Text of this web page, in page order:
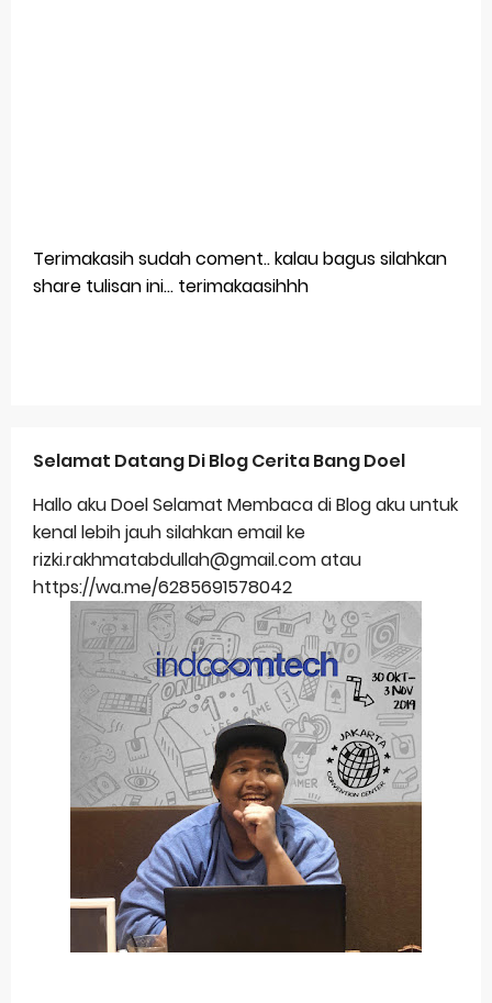
Terimakasih sudah coment.. kalau bagus silahkan
share tulisan ini... terimakaasihhh
Selamat Datang Di Blog Cerita Bang Doel
Hallo aku Doel Selamat Membaca di Blog aku untuk
kenal lebih jauh silahkan email ke
rizki.rakhmatabdullah@gmail.com atau
https://wa.me/6285691578042